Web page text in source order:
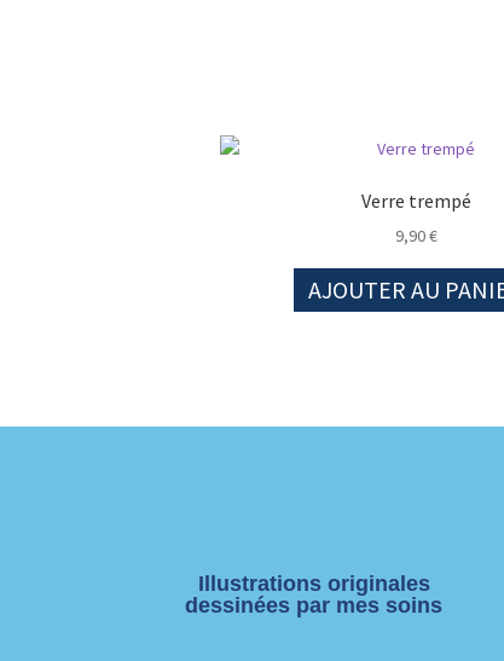
Verre trempé
9,90€
AJOUTER AU
Illustrations originales
dessinées par mes soins